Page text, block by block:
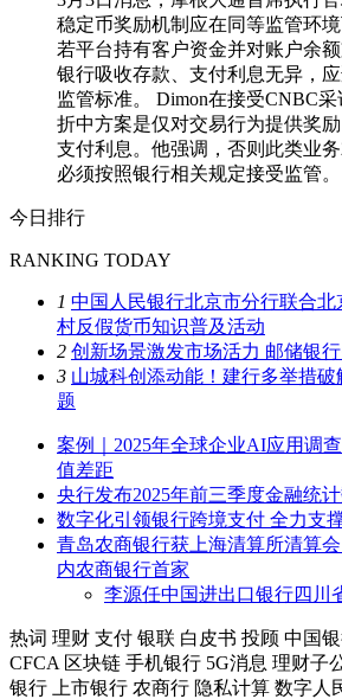
稳定币奖励机制应在同等监管环境
若平台持有客户资金并对账户余
银行吸收存款、支付利息无异，
监管标准。 Dimon在接受CNBC
折中方案是仅对交易行为提供奖
支付利息。他强调，否则此类业务
必须按照银行相关规定接受监管。
今日排行
RANKING TODAY
1 中国人民银行北京市分行联合北
村反假货币知识普及活动
2 创新场景激发市场活力 邮储银
3 山城科创添动能！建行多举措
题
案例｜2025年全球企业AI应用调
值差距
央行发布2025年前三季度金融统
数字化引领银行跨境支付 全力支
青岛农商银行获上海清算所清算
内农商银行首家
李源任中国进出口银行四川
热词 理财 支付 银联 白皮书 投顾 中国
CFCA 区块链 手机银行 5G消息 理财子
银行
上市银行 农商行 隐私计算 数字人